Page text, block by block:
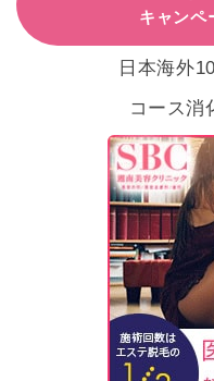
キャンペ
日本海外
コース消